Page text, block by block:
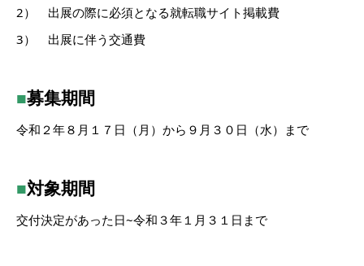
2） 出展の際に必須となる就転職サイト掲載費
3） 出展に伴う交通費
■募集期間
令和２年８月１７日（月）から９月３０日（水）まで
■対象期間
交付決定があった日~令和３年１月３１日まで